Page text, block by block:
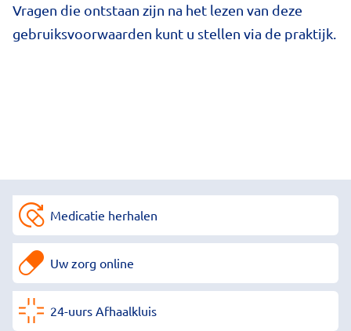
Vragen die ontstaan zijn na het lezen van deze
gebruiksvoorwaarden kunt u stellen via de praktijk.
Medicatie herhalen
Uw zorg online
24-uurs Afhaalkluis